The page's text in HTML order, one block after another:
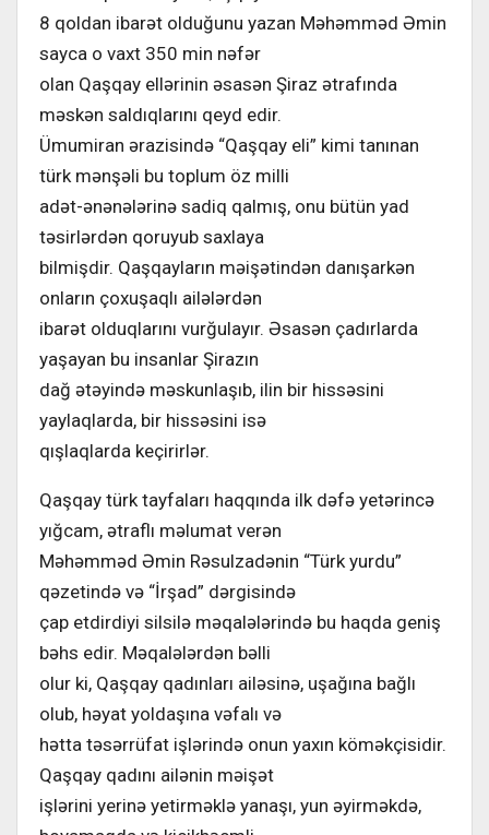
8 qoldan ibarət olduğunu yazan Məhəmməd Əmin
sayca o vaxt 350 min nəfər
olan Qaşqay ellərinin əsasən Şiraz ətrafında
məskən saldıqlarını qeyd edir.
Ümumiran ərazisində “Qaşqay eli” kimi tanınan
türk mənşəli bu toplum öz milli
adət-ənənələrinə sadiq qalmış, onu bütün yad
təsirlərdən qoruyub saxlaya
bilmişdir. Qaşqayların məişətindən danışarkən
onların çoxuşaqlı ailələrdən
ibarət olduqlarını vurğulayır. Əsasən çadırlarda
yaşayan bu insanlar Şirazın
dağ ətəyində məskunlaşıb, ilin bir hissəsini
yaylaqlarda, bir hissəsini isə
qışlaqlarda keçirirlər.
Qaşqay türk tayfaları haqqında ilk dəfə yetərincə
yığcam, ətraflı məlumat verən
Məhəmməd Əmin Rəsulzadənin “Türk yurdu”
qəzetində və “İrşad” dərgisində
çap etdirdiyi silsilə məqalələrində bu haqda geniş
bəhs edir. Məqalələrdən bəlli
olur ki, Qaşqay qadınları ailəsinə, uşağına bağlı
olub, həyat yoldaşına vəfalı və
hətta təsərrüfat işlərində onun yaxın köməkçisidir.
Qaşqay qadını ailənin məişət
işlərini yerinə yetirməklə yanaşı, yun əyirməkdə,